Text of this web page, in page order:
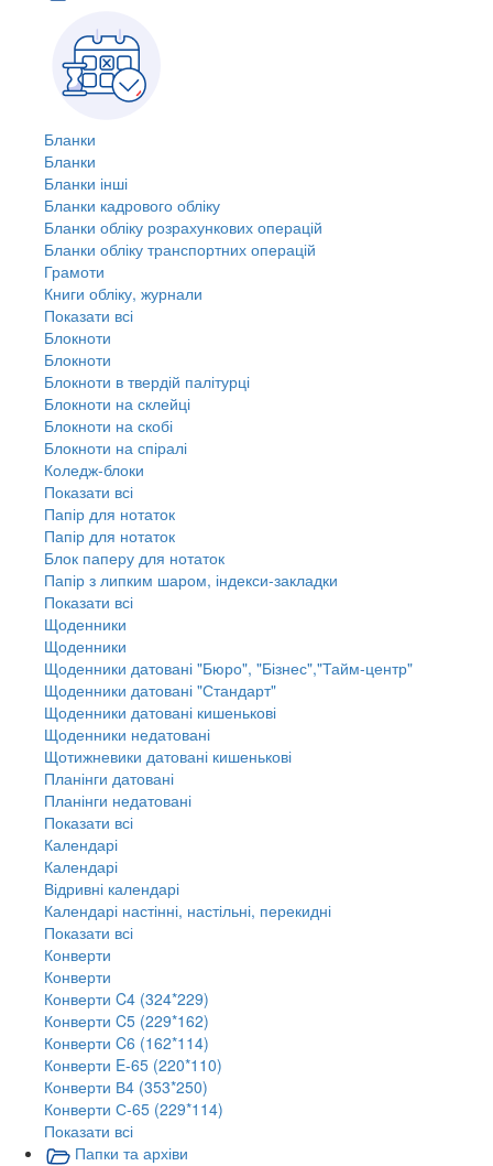
Бланки
Бланки
Бланки інші
Бланки кадрового обліку
Бланки обліку розрахункових операцій
Бланки обліку транспортних операцій
Грамоти
Книги обліку, журнали
Показати всі
Блокноти
Блокноти
Блокноти в твердій палітурці
Блокноти на склейці
Блокноти на скобі
Блокноти на спіралі
Коледж-блоки
Показати всі
Папір для нотаток
Папір для нотаток
Блок паперу для нотаток
Папір з липким шаром, індекси-закладки
Показати всі
Щоденники
Щоденники
Щоденники датовані "Бюро", "Бізнес","Тайм-центр"
Щоденники датовані "Стандарт"
Щоденники датовані кишенькові
Щоденники недатовані
Щотижневики датовані кишенькові
Планінги датовані
Планінги недатовані
Показати всі
Календарі
Календарі
Відривні календарі
Календарі настінні, настільні, перекидні
Показати всі
Конверти
Конверти
Конверти C4 (324*229)
Конверти C5 (229*162)
Конверти C6 (162*114)
Конверти E-65 (220*110)
Конверти В4 (353*250)
Конверти С-65 (229*114)
Показати всі
Папки та архіви